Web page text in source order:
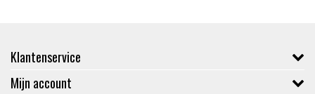
Klantenservice
Mijn account